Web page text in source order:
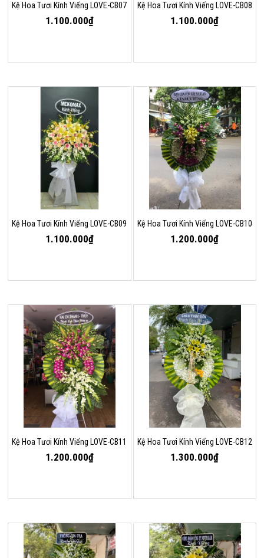
Kệ Hoa Tươi Kính Viếng LOVE-CB07
1.100.000₫
Kệ Hoa Tươi Kính Viếng LOVE-CB08
1.100.000₫
Kệ Hoa Tươi Kính Viếng LOVE-CB09
1.100.000₫
Kệ Hoa Tươi Kính Viếng LOVE-CB10
1.200.000₫
Kệ Hoa Tươi Kính Viếng LOVE-CB11
1.200.000₫
Kệ Hoa Tươi Kính Viếng LOVE-CB12
1.300.000₫